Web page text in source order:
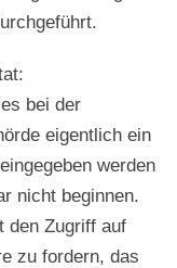
bei der
eigentlich ein
werden
nicht beginnen.
den Zugriff auf
zu fordern, das